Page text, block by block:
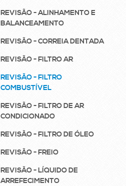
REVISÃO - ALINHAMENTO E
BALANCEAMENTO
REVISÃO - CORREIA DENTADA
REVISÃO - FILTRO AR
REVISÃO - FILTRO
COMBUSTÍVEL
REVISÃO - FILTRO DE AR
CONDICIONADO
REVISÃO - FILTRO DE ÓLEO
REVISÃO - FREIO
REVISÃO - LÍQUIDO DE
ARREFECIMENTO